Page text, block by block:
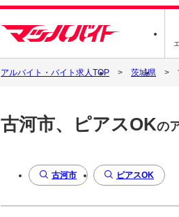
アルバイト・バイト求人TOP 茨城県
古河市、ピアスOKの
古河市 ピアスOK